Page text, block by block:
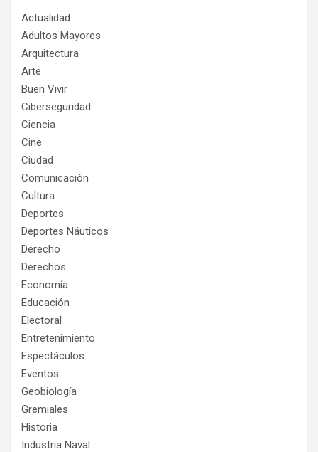
Actualidad
Adultos Mayores
Arquitectura
Arte
Buen Vivir
Ciberseguridad
Ciencia
Cine
Ciudad
Comunicación
Cultura
Deportes
Deportes Náuticos
Derecho
Derechos
Economía
Educación
Electoral
Entretenimiento
Espectáculos
Eventos
Geobiología
Gremiales
Historia
Industria Naval